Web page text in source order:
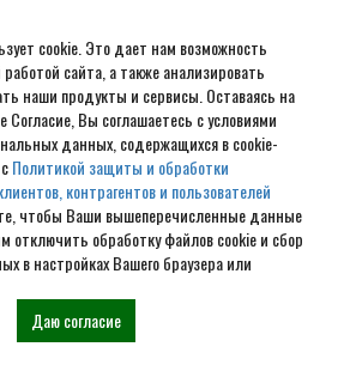
cookie. Это дает нам возможность
сайта, а также анализировать
наши продукты и сервисы. Оставаясь на
Согласие, Вы соглашаетесь с условиями
данных, содержащихся в cookie-
Политикой защиты и обработки
контрагентов и пользователей
чтобы Ваши вышеперечисленные данные
отключить обработку файлов cookie и сбор
в настройках Вашего браузера или
Даю согласие
под ключ в